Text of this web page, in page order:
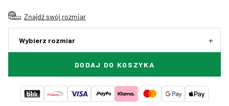
Znajdź swój rozmiar
Wybierz rozmiar
DODAJ DO KOSZYKA